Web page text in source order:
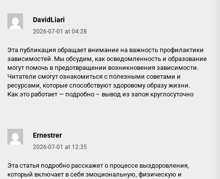
DavidLiari
2026-07-01 at 04:28
Эта публикация обращает внимание на важность профилактики
зависимостей. Мы обсудим, как осведомленность и образование
могут помочь в предотвращении возникновения зависимости.
Читатели смогут ознакомиться с полезными советами и
ресурсами, которые способствуют здоровому образу жизни.
Как это работает — подробно – вывод из запоя круглосуточно
Ernestrer
2026-07-01 at 12:35
Эта статья подробно расскажет о процессе выздоровления,
который включает в себя эмоциональную, физическую и